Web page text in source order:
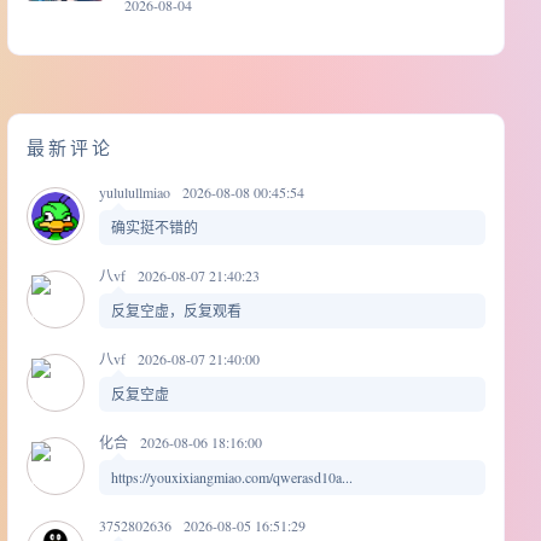
2026-08-04
最新评论
yululullmiao
2026-08-08 00:45:54
确实挺不错的
八vf
2026-08-07 21:40:23
反复空虚，反复观看
八vf
2026-08-07 21:40:00
反复空虚
化合
2026-08-06 18:16:00
https://youxixiangmiao.com/qwerasd10a...
3752802636 2026-08-05 16:51:29